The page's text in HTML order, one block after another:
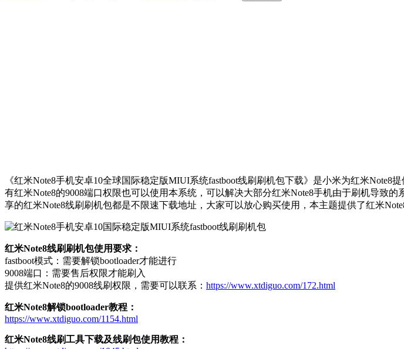
《红米Note8手机安卓10全球国际稳定版MIUI系统fastboot线刷刷机包下载》是小米为红米
有红米Note8的9008端口权限也可以使用本系统，可以解决大部分红米Note8手机由于刷机导致
享的红米Note8线刷刷机包都是不限速下载地址，大家可以放心购买使用，本主题提供了红米
红米Note8线刷刷机包使用要求：
fastboot模式：需要解锁bootloader才能进行
9008端口：需要售后权限才能刷入
提供红米Note8的9008线刷权限，需要可以联系： https://www.xtdiguo.com/172.html
红米Note8解锁bootloader教程：
https://www.xtdiguo.com/1154.html
红米Note8线刷工具下载及线刷包使用教程：